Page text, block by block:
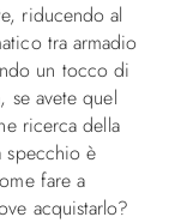
riducendo al
tra armadio
un tocco di
se avete quel
ricerca della
specchio è
fare a
acquistarlo?